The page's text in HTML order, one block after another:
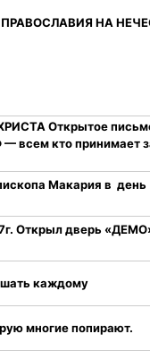
НА
Открытое
— всем кто принимает
Макария в день
Открыл дверь
каждому
многие попирают.